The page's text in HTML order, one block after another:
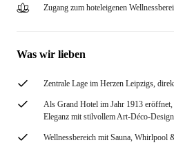
Zugang zum hoteleigenen
Was wir lieben
Zentrale Lage im Herzen Leipzigs,
Als Grand Hotel im Jahr 1913
Eleganz mit stilvollem Art-Déco-Design
Wellnessbereich mit Sauna, Whirlpool